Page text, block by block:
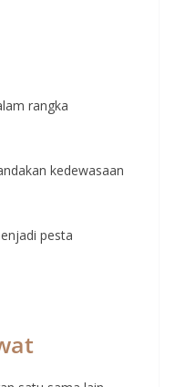
rangka
kedewasaan
pesta